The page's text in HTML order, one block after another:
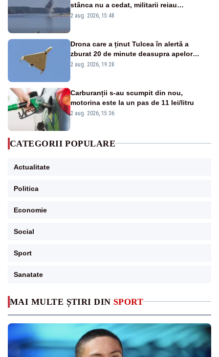
MAI MULTE ȘTIRI DIN SPORT
stânca nu a cedat, militarii reiau
detonările luni – VIDEO
2 aug. 2026, 15:48
Drona care a ținut Tulcea în alertă a
zburat 20 de minute deasupra apelor
României. Au fost ridicate două F-16
2 aug. 2026, 19:28
Carburanții s-au scumpit din nou,
motorina este la un pas de 11 lei/litru
2 aug. 2026, 15:36
CATEGORII POPULARE
Actualitate
Politica
Economie
Social
Sport
Sanatate